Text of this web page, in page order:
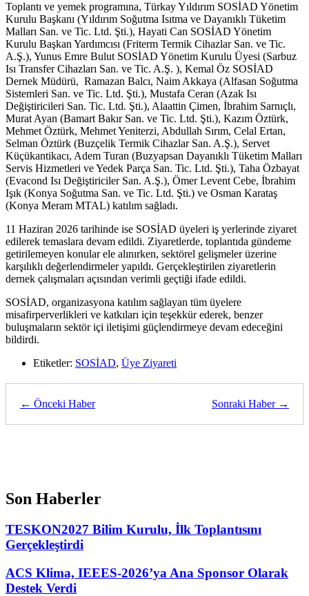
Toplantı ve yemek programına, Türkay Yıldırım SOSİAD Yönetim
Kurulu Başkanı (Yıldırım Soğutma Isıtma ve Dayanıklı Tüketim
Malları San. ve Tic. Ltd. Şti.), Hayati Can SOSİAD Yönetim
Kurulu Başkan Yardımcısı (Friterm Termik Cihazlar San. ve Tic.
A.Ş.), Yunus Emre Bulut SOSİAD Yönetim Kurulu Üyesi (Sarbuz
Isı Transfer Cihazları San. ve Tic. A.Ş. ), Kemal Öz SOSİAD
Dernek Müdürü, Ramazan Balcı, Naim Akkaya (Alfasan Soğutma
Sistemleri San. ve Tic. Ltd. Şti.), Mustafa Ceran (Azak Isı
Değiştiricileri San. Tic. Ltd. Şti.), Alaattin Çimen, İbrahim Sarnıçlı,
Murat Ayan (Bamart Bakır San. ve Tic. Ltd. Şti.), Kazım Öztürk,
Mehmet Öztürk, Mehmet Yeniterzi, Abdullah Sırım, Celal Ertan,
Selman Öztürk (Buzçelik Termik Cihazlar San. A.Ş.), Servet
Küçükantikacı, Adem Turan (Buzyapsan Dayanıklı Tüketim Malları
Servis Hizmetleri ve Yedek Parça San. Tic. Ltd. Şti.), Taha Özbayat
(Evacond Isı Değiştiriciler San. A.Ş.), Ömer Levent Cebe, İbrahim
Işık (Konya Soğutma San. ve Tic. Ltd. Şti.) ve Osman Karataş
(Konya Meram MTAL) katılım sağladı.
11 Haziran 2026 tarihinde ise SOSİAD üyeleri iş yerlerinde ziyaret
edilerek temaslara devam edildi. Ziyaretlerde, toplantıda gündeme
getirilemeyen konular ele alınırken, sektörel gelişmeler üzerine
karşılıklı değerlendirmeler yapıldı. Gerçekleştirilen ziyaretlerin
dernek çalışmaları açısından verimli geçtiği ifade edildi.
SOSİAD, organizasyona katılım sağlayan tüm üyelere
misafirperverlikleri ve katkıları için teşekkür ederek, benzer
buluşmaların sektör içi iletişimi güçlendirmeye devam edeceğini
bildirdi.
Etiketler: SOSİAD, Üye Ziyareti
← Önceki Haber Sonraki Haber →
Son Haberler
TESKON2027 Bilim Kurulu, İlk Toplantısını
Gerçekleştirdi
ACS Klima, IEEES-2026’ya Ana Sponsor Olarak
Destek Verdi